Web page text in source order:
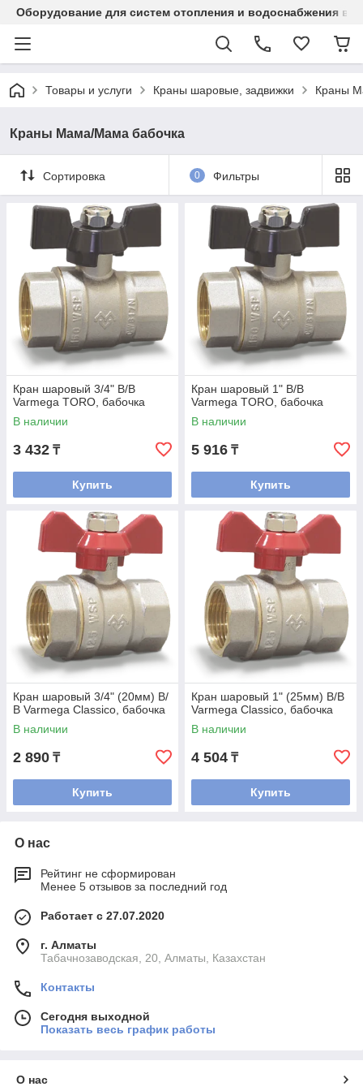
Оборудование для систем отопления и водоснабжения в
Товары и услуги Краны шаровые, задвижки Краны
Краны Мама/Мама бабочка
Сортировка 0 Фильтры
Кран шаровый 3/4" В/В
Varmega TORO, бабочка
В наличии
3 432 ₸
Купить
Кран шаровый 1" В/В
Varmega TORO, бабочка
В наличии
5 916 ₸
Купить
Кран шаровый 3/4" (20мм) В/
В Varmega Classico, бабочка
В наличии
2 890 ₸
Купить
Кран шаровый 1" (25мм) В/В
Varmega Classico, бабочка
В наличии
4 504 ₸
Купить
О нас
Рейтинг не сформирован
Менее 5 отзывов за последний год
Работает с 27.07.2020
г. Алматы
Табачнозаводская, 20, Алматы, Казахстан
Контакты
Сегодня выходной
Показать весь график работы
О нас